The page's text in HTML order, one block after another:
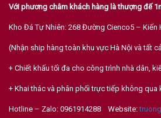
Với phương châm khách hàng là thượng đế
Kho Đá Tự Nhiên: 268 Đường Cienco5 –
(Nhận ship hàng toàn khu vực Hà Nội và tất
+ Chiết khấu tối đa cho công trình nhà dân,
+ Khai thác và phân phối trực tiếp không qua
Hotline – Zalo: 0961914288 Website: